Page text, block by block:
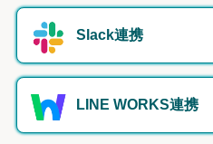
Slack連携
LINE WORKS連携